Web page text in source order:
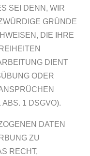
SEI DENN, WIR
GRÜNDE
DIE IHRE
DIENT
ODER
1 DSGVO).
DATEN
ZU
RECHT,